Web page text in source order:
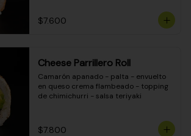
$7.600
Cheese Parrillero Roll
Camarón apanado - palta - envuelto
en queso crema flambeado - topping
de chimichurri - salsa teriyaki
$7.800